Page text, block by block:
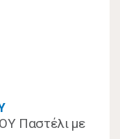
Παστέλι με